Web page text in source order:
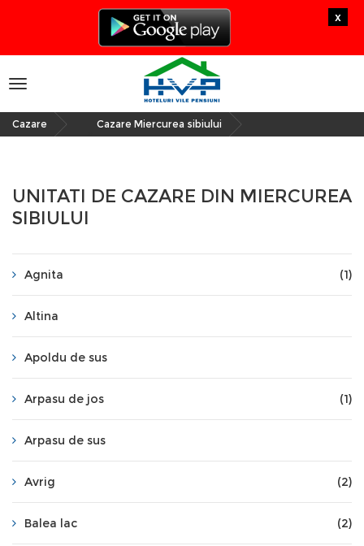
x
Toggle
navigation
Cazare Cazare Miercurea sibiului
UNITATI DE CAZARE DIN MIERCUREA
SIBIULUI
Agnita (1)
Altina
Apoldu de sus
Arpasu de jos (1)
Arpasu de sus
Avrig (2)
Balea lac (2)